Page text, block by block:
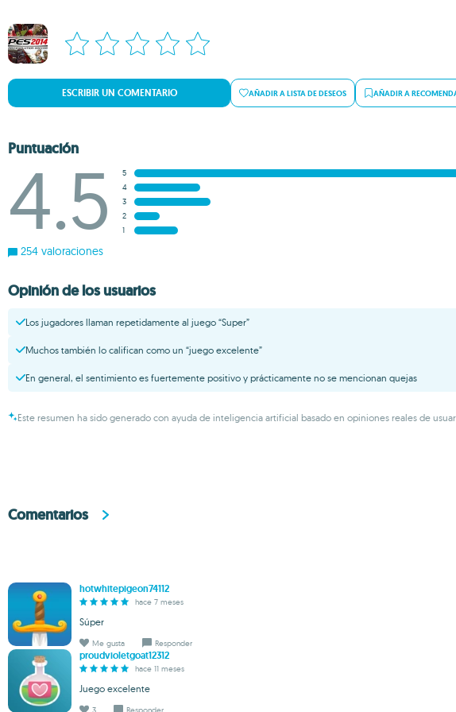
ESCRIBIR UN COMENTARIO AÑADIR A LISTA DE DESEOS AÑADIR A
Puntuación
4.5
5
4
3
2
1
254 valoraciones
Opinión de los usuarios
Los jugadores llaman repetidamente al juego “Super”
Muchos también lo califican como un “juego excelente”
En general, el sentimiento es fuertemente positivo y prácticamente no se mencionan quejas
Este resumen ha sido generado con ayuda de inteligencia artificial basado en opiniones reales de
Comentarios
hotwhitepigeon74112
hace 7 meses
Súper
Me gusta Responder
proudvioletgoat12312
hace 11 meses
Juego excelente
3 Responder